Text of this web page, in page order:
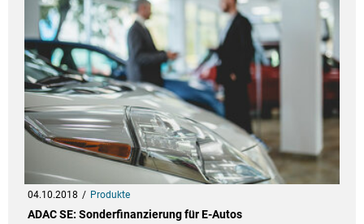
04.10.2018 Produkte
ADAC SE: Sonderfinanzierung für E-Autos